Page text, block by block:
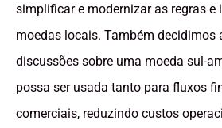
simplificar e modernizar as regras e
moedas locais. Também decidimos
discussões sobre uma moeda sul-
possa ser usada tanto para fluxos
comerciais, reduzindo custos